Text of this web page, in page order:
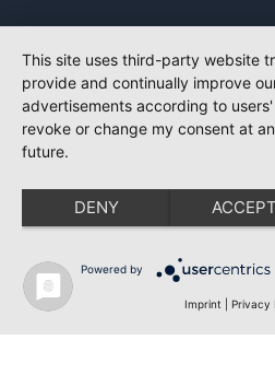
This site uses third-party website
provide and continually improve
advertisements according to
revoke or change my consent at
future.
DENY ACCEPT
Powered by
Imprint Privacy